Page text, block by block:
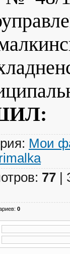
: Мои
: 77 |
: 0